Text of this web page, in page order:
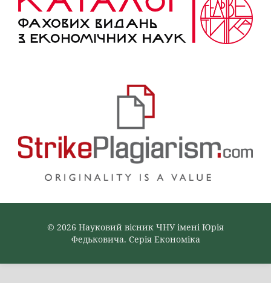
© 2026 Науковий вісник ЧНУ імені Юрія
Федьковича. Серія Економіка